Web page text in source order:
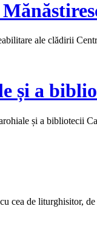
ale clădirii
și a
și a bibliotecii
de liturghisitor,